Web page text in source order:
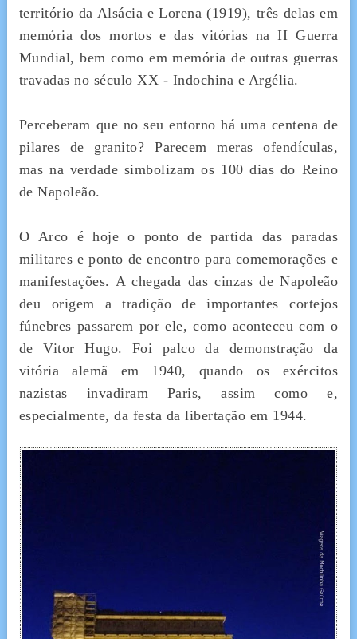
território da Alsácia e Lorena (1919), três delas em
memória dos mortos e das vitórias na II Guerra
Mundial, bem como em memória de outras guerras
travadas no século XX - Indochina e Argélia.
Perceberam que no seu entorno há uma centena de
pilares de granito? Parecem meras ofendículas,
mas na verdade simbolizam os 100 dias do Reino
de Napoleão.
O Arco é hoje o ponto de partida das paradas
militares e ponto de encontro para comemorações e
manifestações. A chegada das cinzas de Napoleão
deu origem a tradição de importantes cortejos
fúnebres passarem por ele, como aconteceu com o
de Vitor Hugo. Foi palco da demonstração da
vitória alemã em 1940, quando os exércitos
nazistas invadiram Paris, assim como e,
especialmente, da festa da libertação em 1944.